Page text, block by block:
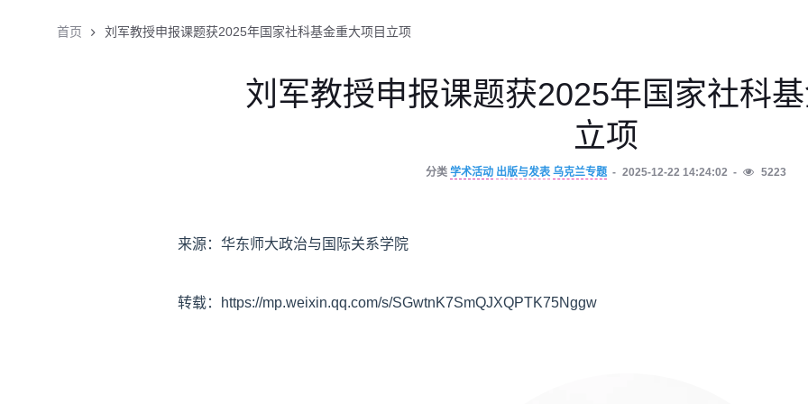
首页 刘军教授申报课题获2025年国家社科基金重大项目立项
刘军教授申报课题获2025年国家社科
立项
分类 学术活动 出版与发表 乌克兰专题 2025-12-22 14:24:02 5223
来源：华东师大政治与国际关系学院
转载：https://mp.weixin.qq.com/s/SGwtnK7SmQJXQPTK75Nggw